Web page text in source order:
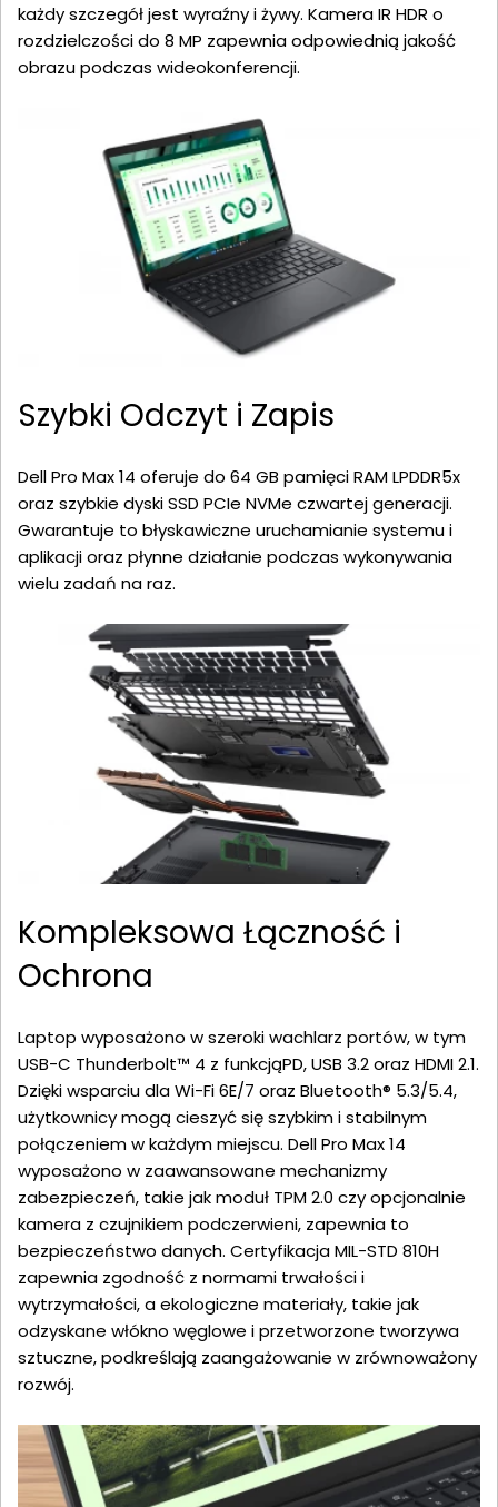
każdy szczegół jest wyraźny i żywy. Kamera IR HDR o
rozdzielczości do 8 MP zapewnia odpowiednią jakość
obrazu podczas wideokonferencji.
Szybki Odczyt i Zapis
Dell Pro Max 14 oferuje do 64 GB pamięci RAM LPDDR5x
oraz szybkie dyski SSD PCIe NVMe czwartej generacji.
Gwarantuje to błyskawiczne uruchamianie systemu i
aplikacji oraz płynne działanie podczas wykonywania
wielu zadań na raz.
Kompleksowa Łączność i
Ochrona
Laptop wyposażono w szeroki wachlarz portów, w tym
USB-C Thunderbolt™ 4 z funkcjąPD, USB 3.2 oraz HDMI 2.1.
Dzięki wsparciu dla Wi-Fi 6E/7 oraz Bluetooth® 5.3/5.4,
użytkownicy mogą cieszyć się szybkim i stabilnym
połączeniem w każdym miejscu. Dell Pro Max 14
wyposażono w zaawansowane mechanizmy
zabezpieczeń, takie jak moduł TPM 2.0 czy opcjonalnie
kamera z czujnikiem podczerwieni, zapewnia to
bezpieczeństwo danych. Certyfikacja MIL-STD 810H
zapewnia zgodność z normami trwałości i
wytrzymałości, a ekologiczne materiały, takie jak
odzyskane włókno węglowe i przetworzone tworzywa
sztuczne, podkreślają zaangażowanie w zrównoważony
rozwój.